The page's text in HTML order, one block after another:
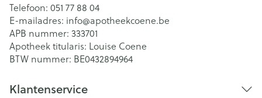
Telefoon: 051 77 88 04
E-mailadres: info@apotheekcoene.be
APB nummer: 333701
Apotheek titularis: Louise Coene
BTW nummer: BE0432894964
Klantenservice